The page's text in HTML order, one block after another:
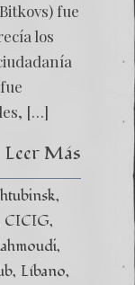
fue
los
[…]
Leer Más
CICIG
Líbano